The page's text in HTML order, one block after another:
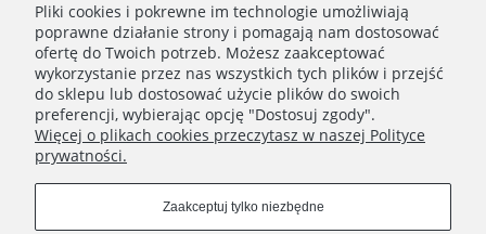
Pokaż pełną wersję strony
Pliki cookies i pokrewne im technologie umożliwiają
poprawne działanie strony i pomagają nam dostosować
ofertę do Twoich potrzeb. Możesz zaakceptować
wykorzystanie przez nas wszystkich tych plików i przejść
do sklepu lub dostosować użycie plików do swoich
preferencji, wybierając opcję "Dostosuj zgody".
Więcej o plikach cookies przeczytasz w naszej Polityce
prywatności.
Zaakceptuj tylko niezbędne